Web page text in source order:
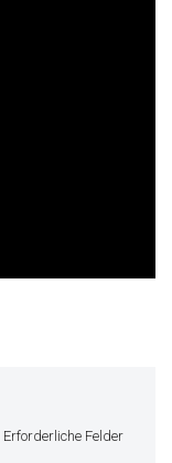
Erforderliche Felder